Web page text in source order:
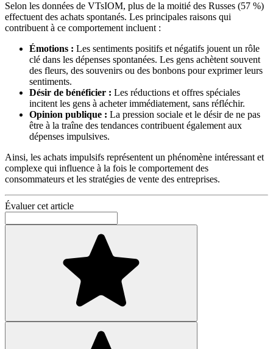
Selon les données de VTsIOM, plus de la moitié des Russes (57 %)
effectuent des achats spontanés. Les principales raisons qui
contribuent à ce comportement incluent :
Émotions : Les sentiments positifs et négatifs jouent un rôle
clé dans les dépenses spontanées. Les gens achètent souvent
des fleurs, des souvenirs ou des bonbons pour exprimer leurs
sentiments.
Désir de bénéficier : Les réductions et offres spéciales
incitent les gens à acheter immédiatement, sans réfléchir.
Opinion publique : La pression sociale et le désir de ne pas
être à la traîne des tendances contribuent également aux
dépenses impulsives.
Ainsi, les achats impulsifs représentent un phénomène intéressant et
complexe qui influence à la fois le comportement des
consommateurs et les stratégies de vente des entreprises.
Évaluer cet article